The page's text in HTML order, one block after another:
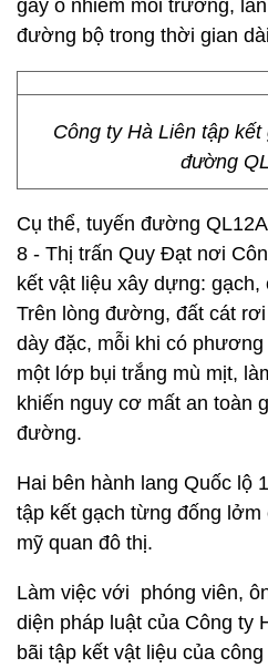
gây ô nhiễm môi trường,
đường bộ trong thời gian
Công ty Hà Liên tập
đường
Cụ thể, tuyến đường
8 - Thị trấn Quy Đạt nơi
kết vật liệu xây dựng: gạch,
Trên lòng đường, đất cát
dày đặc, mỗi khi có
một lớp bụi trắng mù mịt,
khiến nguy cơ mất an toàn
đường.
Hai bên hành lang Quốc lộ
tập kết gạch từng đống
mỹ quan đô thị.
Làm việc với phóng viên,
diện pháp luật của Công ty
bãi tập kết vật liệu của